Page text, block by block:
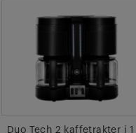
Duo Tech 2 kaffetrakter i 1